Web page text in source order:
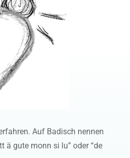
Auf Badisch nennen
ä gute monn si lu” oder “de